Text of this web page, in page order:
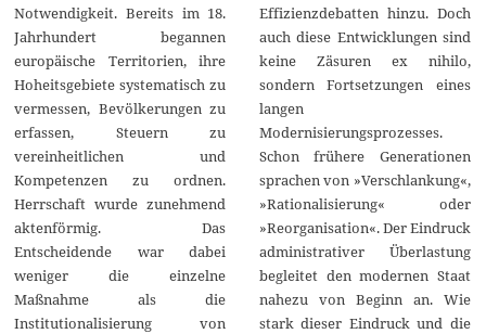
Notwendigkeit. Bereits im 18.
Jahrhundert begannen
europäische Territorien, ihre
Hoheitsgebiete systematisch zu
vermessen, Bevölkerungen zu
erfassen, Steuern zu
vereinheitlichen und
Kompetenzen zu ordnen.
Herrschaft wurde zunehmend
aktenförmig. Das
Entscheidende war dabei
weniger die einzelne
Maßnahme als die
Institutionalisierung von
Effizienzdebatten hinzu. Doch
auch diese Entwicklungen sind
keine Zäsuren ex nihilo,
sondern Fortsetzungen eines
langen
Modernisierungsprozesses.
Schon frühere Generationen
sprachen von »Verschlankung«,
»Rationalisierung« oder
»Reorganisation«. Der Eindruck
administrativer Überlastung
begleitet den modernen Staat
nahezu von Beginn an. Wie
stark dieser Eindruck und die